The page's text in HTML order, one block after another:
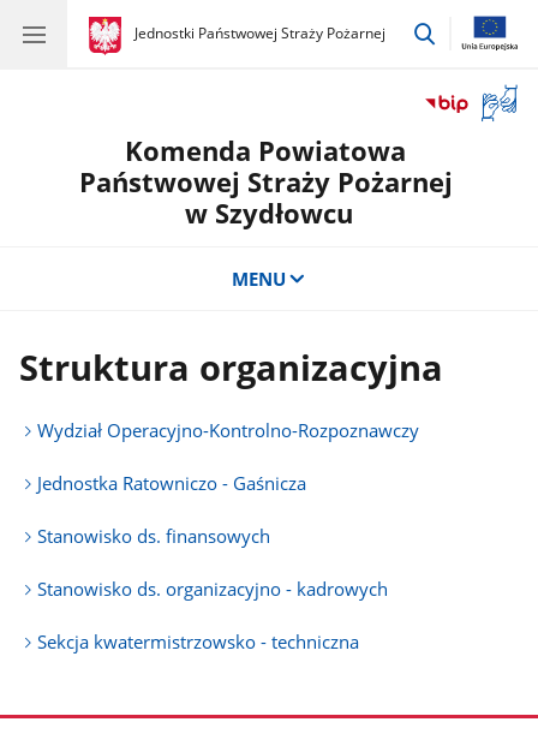
gov.pl
Jednostki Państwowej Straży Pożarnej
gov.pl
Jednostki
przejdź
okno
Komenda Powiatowa
Państwowej Straży Pożarnej
w Szydłowcu
MENU
Struktura organizacyjna
Wydział Operacyjno-Kontrolno-Rozpoznawczy
Jednostka Ratowniczo - Gaśnicza
Stanowisko ds. finansowych
Stanowisko ds. organizacyjno - kadrowych
Sekcja kwatermistrzowsko - techniczna